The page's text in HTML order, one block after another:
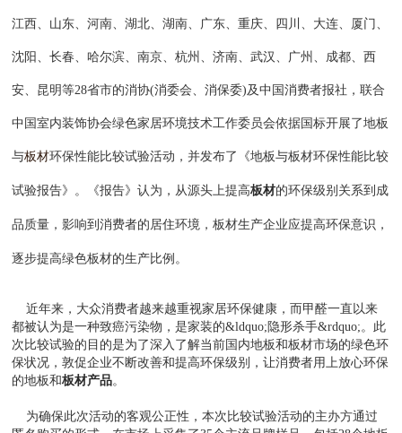
江西、山东、河南、湖北、湖南、广东、重庆、四川、大连、厦门、
沈阳、长春、哈尔滨、南京、杭州、济南、武汉、广州、成都、西
安、昆明等28省市的消协(消委会、消保委)及中国消费者报社，联合
中国室内装饰协会绿色家居环境技术工作委员会依据国标开展了地板
与板材环保性能比较试验活动，并发布了《地板与板材环保性能比较
试验报告》。《报告》认为，从源头上提高板材的环保级别关系到成
品质量，影响到消费者的居住环境，板材生产企业应提高环保意识，
逐步提高绿色板材的生产比例。
近年来，大众消费者越来越重视家居环保健康，而甲醛一直以来
都被认为是一种致癌污染物，是家装的&ldquo;隐形杀手&rdquo;。此
次比较试验的目的是为了深入了解当前国内地板和板材市场的绿色环
保状况，敦促企业不断改善和提高环保级别，让消费者用上放心环保
的地板和板材产品。
为确保此次活动的客观公正性，本次比较试验活动的主办方通过